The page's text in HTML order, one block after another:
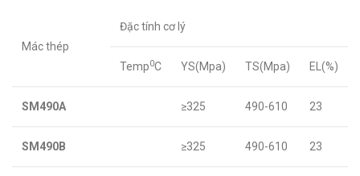
Mác thép
Đặc tính cơ lý
Temp0C YS(Mpa) TS(Mpa) EL(%)
SM490A ≥325 490-610 23
SM490B ≥325 490-610 23